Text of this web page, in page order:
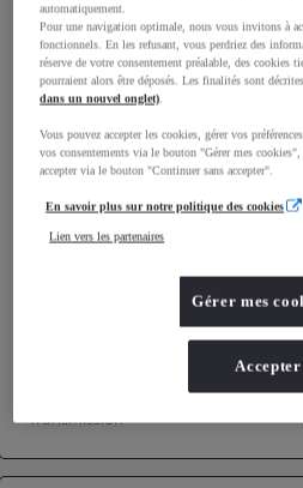
Consommation mixte
Émissions CO2
Performances
Accélération 0-100km/h
Transmission
automatiquement.
Pour une navigation optimale, nous vous invitons à
fonctionnels. En les refusant, vous perdriez des
réserve de votre consentement préalable, des cookies
pourraient alors être déposés. Les finalités sont
dans un nouvel onglet).
Vous pouvez accepter les cookies, gérer vos
vos consentements via le bouton "Gérer mes
accepter via le bouton "Continuer sans accepter".
En savoir plus sur notre politique des cookies
Lien vers les partenaires
Gérer mes
Accepter